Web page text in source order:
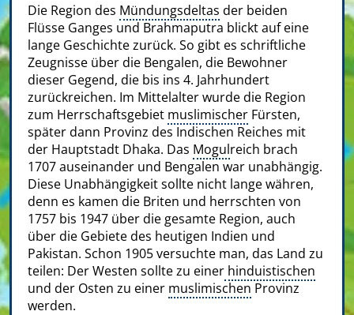
Die Region des Mündungsdeltas der beiden
Flüsse Ganges und Brahmaputra blickt auf eine
lange Geschichte zurück. So gibt es schriftliche
Zeugnisse über die Bengalen, die Bewohner
dieser Gegend, die bis ins 4. Jahrhundert
zurückreichen. Im Mittelalter wurde die Region
zum Herrschaftsgebiet muslimischer Fürsten,
später dann Provinz des Indischen Reiches mit
der Hauptstadt Dhaka. Das Mogulreich brach
1707 auseinander und Bengalen war unabhängig.
Diese Unabhängigkeit sollte nicht lange währen,
denn es kamen die Briten und herrschten von
1757 bis 1947 über die gesamte Region, auch
über die Gebiete des heutigen Indien und
Pakistan. Schon 1905 versuchte man, das Land zu
teilen: Der Westen sollte zu einer hinduistischen
und der Osten zu einer muslimischen Provinz
werden.